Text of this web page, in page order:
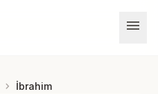
menu
chevron_right İbrahim